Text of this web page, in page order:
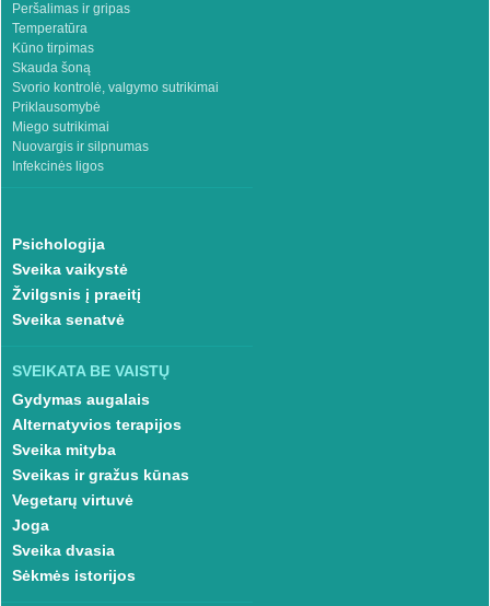
Peršalimas ir gripas
Temperatūra
Kūno tirpimas
Skauda šoną
Svorio kontrolė, valgymo sutrikimai
Priklausomybė
Miego sutrikimai
Nuovargis ir silpnumas
Infekcinės ligos
Psichologija
Sveika vaikystė
Žvilgsnis į praeitį
Sveika senatvė
SVEIKATA BE VAISTŲ
Gydymas augalais
Alternatyvios terapijos
Sveika mityba
Sveikas ir gražus kūnas
Vegetarų virtuvė
Joga
Sveika dvasia
Sėkmės istorijos